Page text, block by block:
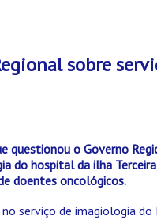
sobre
questionou o Governo
do hospital da ilha
doentes oncológicos.
serviço de imagiologia